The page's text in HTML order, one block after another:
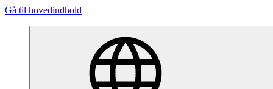
Gå til hovedindhold